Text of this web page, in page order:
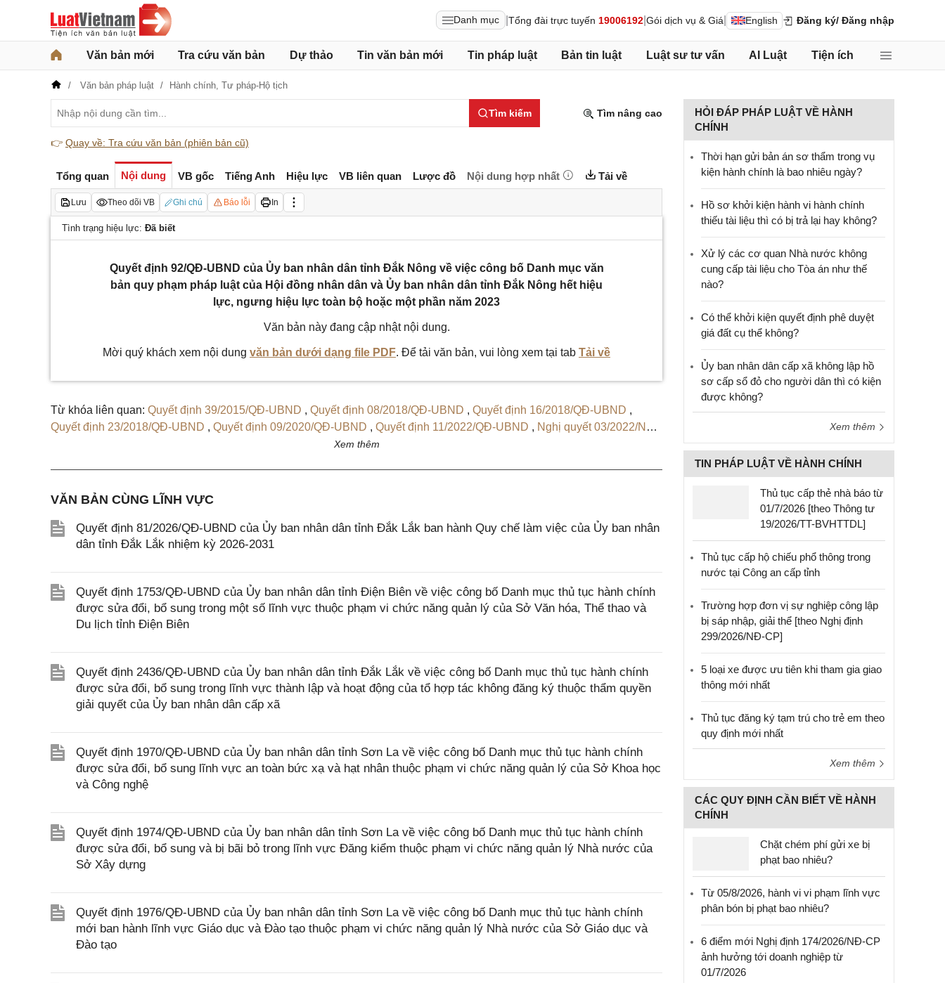
Danh mục Tổng đài trực tuyến 19006192 Gói dịch vụ & Giá English Đăng ký/ Đăng nhập
Văn bản mới Tra cứu văn bản Dự thảo Tin văn bản mới Tin pháp luật Bản tin luật Luật sư tư vấn AI Luật Tiện ích
Văn bản pháp luật Hành chính, Tư pháp-Hộ tịch
Tìm kiếm Tìm nâng cao
👉 Quay về: Tra cứu văn bản (phiên bản cũ)
Tổng quan Nội dung VB gốc Tiếng Anh Hiệu lực VB liên quan Lược đồ Nội dung hợp nhất Tải về
Lưu Theo dõi VB Ghi chú Báo lỗi In
Tình trạng hiệu lực: Đã biết
Quyết định 92/QĐ-UBND của Ủy ban nhân dân tỉnh Đắk Nông về việc công bố Danh mục văn
bản quy phạm pháp luật của Hội đồng nhân dân và Ủy ban nhân dân tỉnh Đắk Nông hết hiệu
lực, ngưng hiệu lực toàn bộ hoặc một phần năm 2023
Văn bản này đang cập nhật nội dung.
Mời quý khách xem nội dung văn bản dưới dạng file PDF. Để tải văn bản, vui lòng xem tại tab Tải về
Từ khóa liên quan: Quyết định 39/2015/QĐ-UBND , Quyết định 08/2018/QĐ-UBND , Quyết định 16/2018/QĐ-UBND ,
Quyết định 23/2018/QĐ-UBND , Quyết định 09/2020/QĐ-UBND , Quyết định 11/2022/QĐ-UBND , Nghị quyết 03/2022/NQ-
Nghị quyết 06/2022/NQ-HĐND
UBND, Quyết định 08/2017/QĐ-UBND
Xem thêm
VĂN BẢN CÙNG LĨNH VỰC
Quyết định 81/2026/QĐ-UBND của Ủy ban nhân dân tỉnh Đắk Lắk ban hành Quy chế làm việc của Ủy ban nhân
dân tỉnh Đắk Lắk nhiệm kỳ 2026-2031
Quyết định 1753/QĐ-UBND của Ủy ban nhân dân tỉnh Điện Biên về việc công bố Danh mục thủ tục hành chính
được sửa đổi, bổ sung trong một số lĩnh vực thuộc phạm vi chức năng quản lý của Sở Văn hóa, Thể thao và
Du lịch tỉnh Điện Biên
Quyết định 2436/QĐ-UBND của Ủy ban nhân dân tỉnh Đắk Lắk về việc công bố Danh mục thủ tục hành chính
được sửa đổi, bổ sung trong lĩnh vực thành lập và hoạt động của tổ hợp tác không đăng ký thuộc thẩm quyền
giải quyết của Ủy ban nhân dân cấp xã
Quyết định 1970/QĐ-UBND của Ủy ban nhân dân tỉnh Sơn La về việc công bố Danh mục thủ tục hành chính
được sửa đổi, bổ sung lĩnh vực an toàn bức xạ và hạt nhân thuộc phạm vi chức năng quản lý của Sở Khoa học
và Công nghệ
Quyết định 1974/QĐ-UBND của Ủy ban nhân dân tỉnh Sơn La về việc công bố Danh mục thủ tục hành chính
được sửa đổi, bổ sung và bị bãi bỏ trong lĩnh vực Đăng kiểm thuộc phạm vi chức năng quản lý Nhà nước của
Sở Xây dựng
Quyết định 1976/QĐ-UBND của Ủy ban nhân dân tỉnh Sơn La về việc công bố Danh mục thủ tục hành chính
mới ban hành lĩnh vực Giáo dục và Đào tạo thuộc phạm vi chức năng quản lý Nhà nước của Sở Giáo dục và
Đào tạo
HỎI ĐÁP PHÁP LUẬT VỀ HÀNH
CHÍNH
Thời hạn gửi bản án sơ thẩm trong vụ
kiện hành chính là bao nhiêu ngày?
Hồ sơ khởi kiện hành vi hành chính
thiếu tài liệu thì có bị trả lại hay không?
Xử lý các cơ quan Nhà nước không
cung cấp tài liệu cho Tòa án như thế
nào?
Có thể khởi kiện quyết định phê duyệt
giá đất cụ thể không?
Ủy ban nhân dân cấp xã không lập hồ
sơ cấp sổ đỏ cho người dân thì có kiện
được không?
Xem thêm
TIN PHÁP LUẬT VỀ HÀNH CHÍNH
Thủ tục cấp thẻ nhà báo từ
01/7/2026 [theo Thông tư
19/2026/TT-BVHTTDL]
Thủ tục cấp hộ chiếu phổ thông trong
nước tại Công an cấp tỉnh
Trường hợp đơn vị sự nghiệp công lập
bị sáp nhập, giải thể [theo Nghị định
299/2026/NĐ-CP]
5 loại xe được ưu tiên khi tham gia giao
thông mới nhất
Thủ tục đăng ký tạm trú cho trẻ em theo
quy định mới nhất
Xem thêm
CÁC QUY ĐỊNH CẦN BIẾT VỀ HÀNH
CHÍNH
Chặt chém phí gửi xe bị
phạt bao nhiêu?
Từ 05/8/2026, hành vi vi phạm lĩnh vực
phân bón bị phạt bao nhiêu?
6 điểm mới Nghị định 174/2026/NĐ-CP
ảnh hưởng tới doanh nghiệp từ
01/7/2026